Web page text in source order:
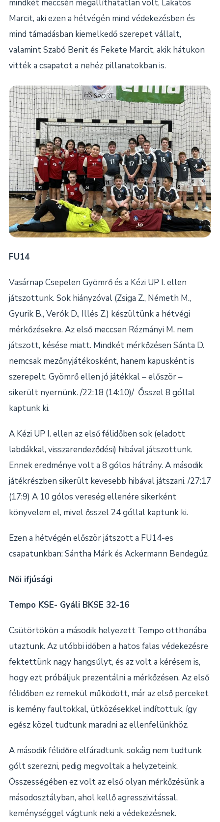
mindkét meccsén megállíthatatlan volt, Lakatos
Marcit, aki ezen a hétvégén mind védekezésben és
mind támadásban kiemelkedő szerepet vállalt,
valamint Szabó Benit és Fekete Marcit, akik hátukon
vitték a csapatot a nehéz pillanatokban is.
FU14
Vasárnap Csepelen Gyömrő és a Kézi UP I. ellen
játszottunk. Sok hiányzóval (Zsiga Z., Németh M.,
Gyurik B., Verók D., Illés Z.) készültünk a hétvégi
mérkőzésekre. Az első meccsen Rézmányi M. nem
játszott, késése miatt. Mindkét mérkőzésen Sánta D.
nemcsak mezőnyjátékosként, hanem kapusként is
szerepelt. Gyömrő ellen jó játékkal – először –
sikerült nyernünk. /22:18 (14:10)/ Ősszel 8 góllal
kaptunk ki.
A Kézi UP I. ellen az első félidőben sok (eladott
labdákkal, visszarendeződési) hibával játszottunk.
Ennek eredménye volt a 8 gólos hátrány. A második
játékrészben sikerült kevesebb hibával játszani. /27:17
(17:9) A 10 gólos vereség ellenére sikerként
könyvelem el, mivel ősszel 24 góllal kaptunk ki.
Ezen a hétvégén először játszott a FU14-es
csapatunkban: Sántha Márk és Ackermann Bendegúz.
Női ifjúsági
Tempo KSE- Gyáli BKSE 32-16
Csütörtökön a második helyezett Tempo otthonába
utaztunk. Az utóbbi időben a hatos falas védekezésre
fektettünk nagy hangsúlyt, és az volt a kérésem is,
hogy ezt próbáljuk prezentálni a mérkőzésen. Az első
félidőben ez remekül működött, már az első perceket
is kemény faultokkal, ütközésekkel indítottuk, így
egész közel tudtunk maradni az ellenfelünkhöz.
A második félidőre elfáradtunk, sokáig nem tudtunk
gólt szerezni, pedig megvoltak a helyzeteink.
Összességében ez volt az első olyan mérkőzésünk a
másodosztályban, ahol kellő agresszivitással,
keménységgel vágtunk neki a védekezésnek.